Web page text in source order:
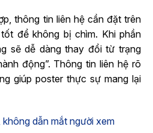
thông tin liên hệ cần đặt trên
để không bị chìm. Khi phần
sẽ dễ dàng thay đổi từ trạng
động”. Thông tin liên hệ rõ
giúp poster thực sự mang lại
dẫn mắt người xem